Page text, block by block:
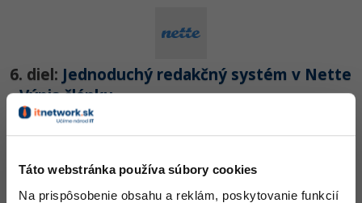
Táto webstránka používa súbory cookies
Na prispôsobenie obsahu a reklám, poskytovanie funkcií
Kybernetická bezpečnost
Elektronický podpis
Windows
6. diel: Jednoduchý redakčný systém v Nette
- Výpis článku
ZADARMO Nehodnotené